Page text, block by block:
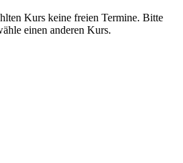
Kurs keine freien Termine. Bitte
einen anderen Kurs.